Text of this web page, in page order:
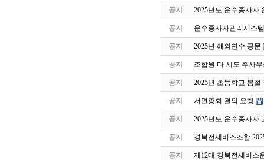
공지 2025년도 운수종사자
공지 운수종사자관리시스
공지 2025년 해외연수 공문
공지 조합원 타 시도 주사
공지 2025년 초등학교 봄
공지 서면총회 결의 요청
공지 2025년도 운수종사자
공지 경북전세버스조합
공지 제12대 경북전세버스